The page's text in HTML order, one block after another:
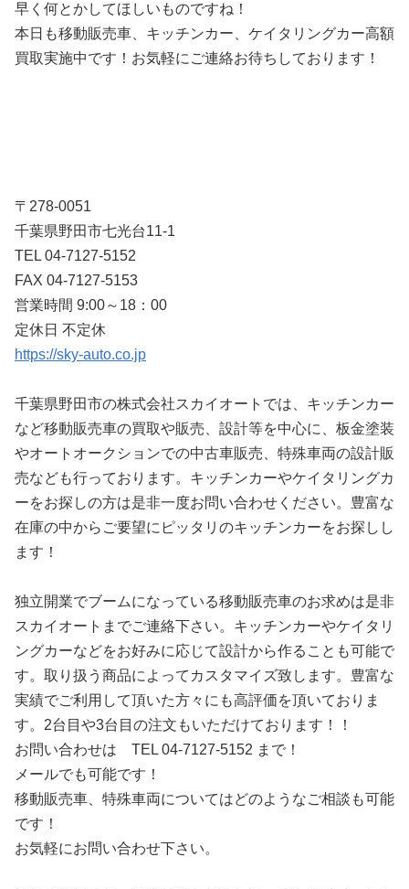
早く何とかしてほしいものですね！
本日も移動販売車、キッチンカー、ケイタリングカー高額
買取実施中です！お気軽にご連絡お待ちしております！
〒278-0051
千葉県野田市七光台11-1
TEL 04-7127-5152
FAX 04-7127-5153
営業時間 9:00～18：00
定休日 不定休
https://sky-auto.co.jp
千葉県野田市の株式会社スカイオートでは、キッチンカー
など移動販売車の買取や販売、設計等を中心に、板金塗装
やオートオークションでの中古車販売、特殊車両の設計販
売なども行っております。キッチンカーやケイタリングカ
ーをお探しの方は是非一度お問い合わせください。豊富な
在庫の中からご要望にピッタリのキッチンカーをお探しし
ます！
独立開業でブームになっている移動販売車のお求めは是非
スカイオートまでご連絡下さい。キッチンカーやケイタリ
ングカーなどをお好みに応じて設計から作ることも可能で
す。取り扱う商品によってカスタマイズ致します。豊富な
実績でご利用して頂いた方々にも高評価を頂いておりま
す。2台目や3台目の注文もいただけております！！
お問い合わせは TEL 04-7127-5152 まで！
メールでも可能です！
移動販売車、特殊車両についてはどのようなご相談も可能
です！
お気軽にお問い合わせ下さい。